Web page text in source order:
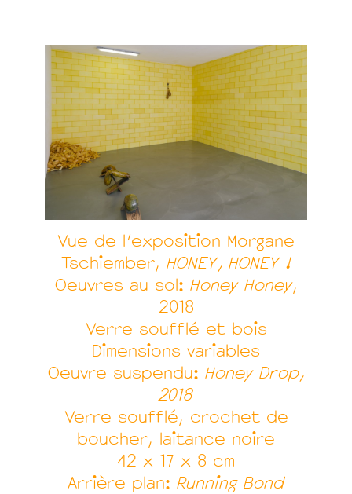
Vue de l’exposition Morgane
Tschiember, HONEY, HONEY !
Oeuvres au sol: Honey Honey,
2018
Verre soufflé et bois
Dimensions variables
Oeuvre suspendu: Honey Drop,
2018
Verre soufflé, crochet de
boucher, laitance noire
42 x 17 x 8 cm
Arrière plan: Running Bond